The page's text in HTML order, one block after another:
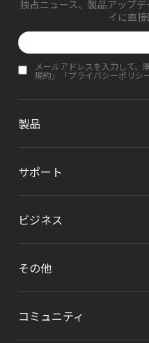
独占ニュース、製品アップ
イに直接
メールアドレスを入力して、
規約 」「プライバシーポリシ
製品
サポート
ビジネス
その他
コミュニティ